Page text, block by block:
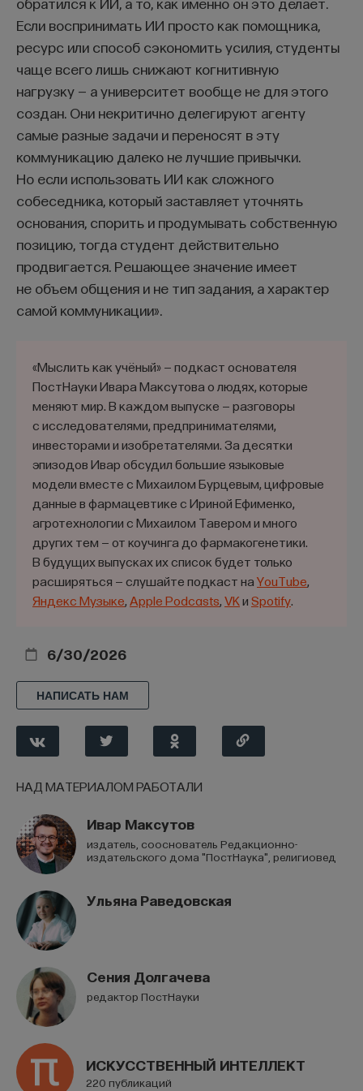
Если воспринимать ИИ просто как помощника,
ресурс или способ сэкономить усилия, студенты
чаще всего лишь снижают когнитивную
нагрузку — а университет вообще не для этого
создан. Они некритично делегируют агенту
самые разные задачи и переносят в эту
коммуникацию далеко не лучшие привычки.
Но если использовать ИИ как сложного
собеседника, который заставляет уточнять
основания, спорить и продумывать собственную
позицию, тогда студент действительно
продвигается. Решающее значение имеет
не объем общения и не тип задания, а характер
самой коммуникации».
«Мыслить как учёный» — подкаст основателя
ПостНауки Ивара Максутова о людях, которые
меняют мир. В каждом выпуске — разговоры
с исследователями, предпринимателями,
инвесторами и изобретателями. За десятки
эпизодов Ивар обсудил большие языковые
модели вместе с Михаилом Бурцевым, цифровые
данные в фармацевтике с Ириной Ефименко,
агротехнологии с Михаилом Тавером и много
других тем — от коучинга до фармакогенетики.
В будущих выпусках их список будет только
расширяться — слушайте подкаст на YouTube,
Яндекс Музыке, Apple Podcasts, VK и Spotify.
6/30/2026
НАПИСАТЬ НАМ
НАД МАТЕРИАЛОМ РАБОТАЛИ
Ивар Максутов
издатель, сооснователь Редакционно-
издательского дома "ПостНаука", религиовед
Ульяна Раведовская
Сения Долгачева
редактор ПостНауки
ИСКУССТВЕННЫЙ ИНТЕЛЛЕКТ
220 публикаций
процессы у других индивидов (theory of mind, или
создание «модели психического состояния
другой особи»). Вопрос о способности животных
мысленно поставить себя на место «другого»,
то есть представить себе психическое
состояние и намерения сородича, — один
из наиболее трудных для экспериментального
исследования. Тем не менее существует ряд
доказательств того, что такая способность
у некоторых высших позвоночных существует.
В одном из опытов участвовали два
экспериментатора, затем один уходил, а второй
показывал шимпанзе приманку, которую прятал
в один из четырех непрозрачных контейнеров,
скрытых за экраном. Как только экран убирали,
указывали обезьяне, где находится корм.
Оказалось, что в такой ситуации шимпанзе, как
правило, пользовались указанием того человека,
который прятал корм, то есть оценивал наличие
у него нужной информации и ее отсутствие
у того, кто выходил из комнаты. Подобные
способности обнаружены также у врановых птиц,
но отсутствуют у низших обезьян.
Приведенные данные позволяют выделить
особую стадию в эволюции психики животных —
переходную фазу к стадии сознания (Филиппова,
9/23/2015
НАПИСАТЬ НАМ
НАД МАТЕРИАЛОМ РАБОТАЛИ
Зоя Зорина
доктор биологических наук, руководитель
лаборатории физиологии и генетики
психофизиологии ВШЭ, занимается
сравнительным изучением мышления животных
БИОЛОГИЯ
СОЗНАНИЕ
ЕСТЕСТВЕННЫЕ НАУКИ